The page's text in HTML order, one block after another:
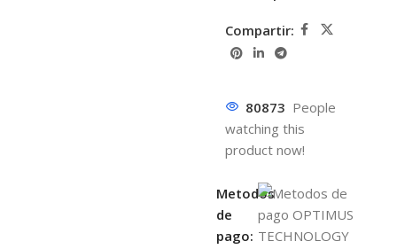
Compartir:
80873 People
watching this
product now!
Metodos
de
pago: